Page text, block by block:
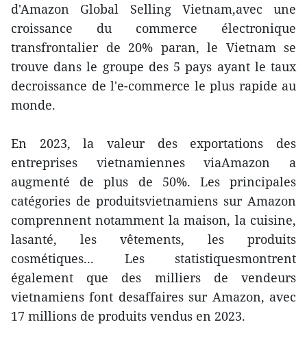
d'Amazon Global Selling Vietnam,avec une
croissance du commerce électronique
transfrontalier de 20% paran, le Vietnam se
trouve dans le groupe des 5 pays ayant le taux
decroissance de l'e-commerce le plus rapide au
monde.
En 2023, la valeur des exportations des
entreprises vietnamiennes viaAmazon a
augmenté de plus de 50%. Les principales
catégories de produitsvietnamiens sur Amazon
comprennent notamment la maison, la cuisine,
lasanté, les vêtements, les produits
cosmétiques... Les statistiquesmontrent
également que des milliers de vendeurs
vietnamiens font desaffaires sur Amazon, avec
17 millions de produits vendus en 2023.